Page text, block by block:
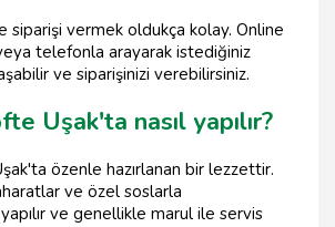
siparişi vermek oldukça kolay. Online
telefonla arayarak istediğiniz
ve siparişinizi verebilirsiniz.
Uşak'ta nasıl yapılır?
özenle hazırlanan bir lezzettir.
ve özel soslarla
ve genellikle marul ile servis